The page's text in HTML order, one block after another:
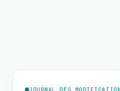
JOURNAL DES